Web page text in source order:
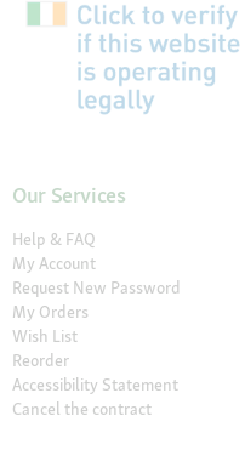
Our Services
Help & FAQ
My Account
Request New Password
My Orders
Wish List
Reorder
Accessibility Statement
Cancel the contract